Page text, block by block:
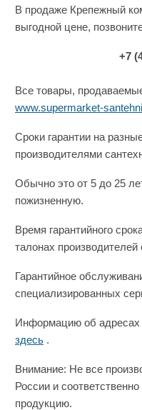
В продаже Крепежный
выгодной цене,
+7
Все товары,
www.supermarket-
Сроки гарантии на
производителями
Обычно это от 5 до 25
пожизненную.
Время гарантийного
талонах производителей
Гарантийное
специализированных
Информацию об адресах
здесь .
Внимание: Не все
России и
продукцию.